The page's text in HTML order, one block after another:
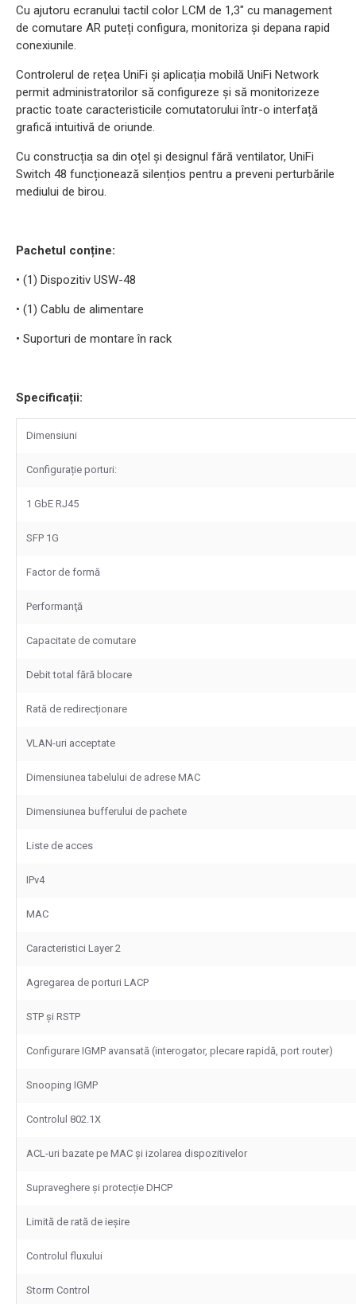
Cu ajutoru ecranului tactil color LCM de 1,3" cu management
de comutare AR puteți configura, monitoriza și depana rapid
conexiunile.
Controlerul de rețea UniFi și aplicația mobilă UniFi Network
permit administratorilor să configureze și să monitorizeze
practic toate caracteristicile comutatorului într-o interfață
grafică intuitivă de oriunde.
Cu construcția sa din oțel și designul fără ventilator, UniFi
Switch 48 funcționează silențios pentru a preveni perturbările
mediului de birou.
Pachetul conține:
• (1) Dispozitiv USW-48
• (1) Cablu de alimentare
• Suporturi de montare în rack
Specificații:
Dimensiuni
Configurație porturi:
1 GbE RJ45
SFP 1G
Factor de formă
Performanţă
Capacitate de comutare
Debit total fără blocare
Rată de redirecționare
VLAN-uri acceptate
Dimensiunea tabelului de adrese MAC
Dimensiunea bufferului de pachete
Liste de acces
IPv4
MAC
Caracteristici Layer 2
Agregarea de porturi LACP
STP și RSTP
Configurare IGMP avansată (interogator, plecare rapidă, port router)
Snooping IGMP
Controlul 802.1X
ACL-uri bazate pe MAC și izolarea dispozitivelor
Supraveghere și protecție DHCP
Limită de rată de ieșire
Controlul fluxului
Storm Control